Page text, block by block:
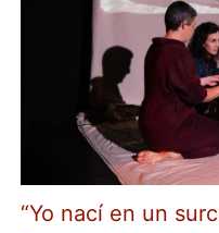
“Yo nací en un